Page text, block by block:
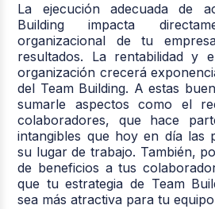
La ejecución adecuada de
Building impacta
organizacional de tu
resultados. La rentabilidad y
organización crecerá
del Team Building. A estas
sumarle aspectos como el
colaboradores, que hace
intangibles que hoy en día las
su lugar de trabajo. También,
de beneficios a tus
que tu estrategia de Team
sea más atractiva para tu